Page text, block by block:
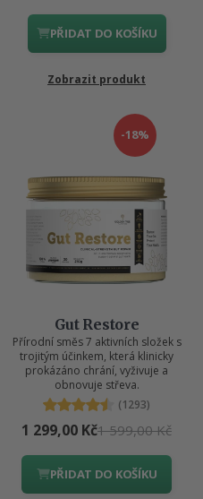
PŘIDAT DO KOŠÍKU
Zobrazit produkt
-18%
Gut Restore
Přírodní směs 7 aktivních složek s
trojitým účinkem, která klinicky
prokázáno chrání, vyživuje a
obnovuje střeva.
(1293)
1 299,00 Kč1 599,00 Kč
PŘIDAT DO KOŠÍKU